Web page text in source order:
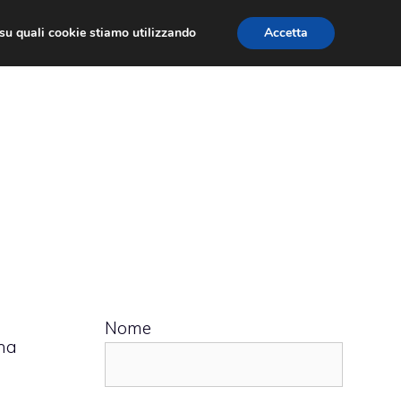
Nome
quali cookie stiamo utilizzando
Accetta